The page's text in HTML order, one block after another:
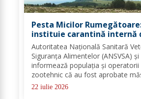
Pesta Micilor Rumegătoare:
instituie carantină internă
pentru ovine și caprine
Autoritatea Națională Sanitară
Siguranța Alimentelor (ANSVSA)
informează populația și operatorii
zootehnic că au fost aprobate
urgență pe întreg teritoriul
emisă de Comitetul Național
22 iulie 2026